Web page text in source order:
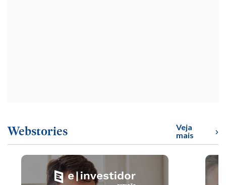
Webstories
Veja
mais